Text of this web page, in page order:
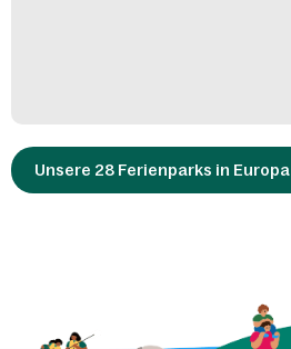
Unsere 28 Ferienparks in Europa